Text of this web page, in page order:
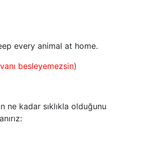
every animal at home.
besleyemezsin)
ne kadar sıklıkla olduğunu